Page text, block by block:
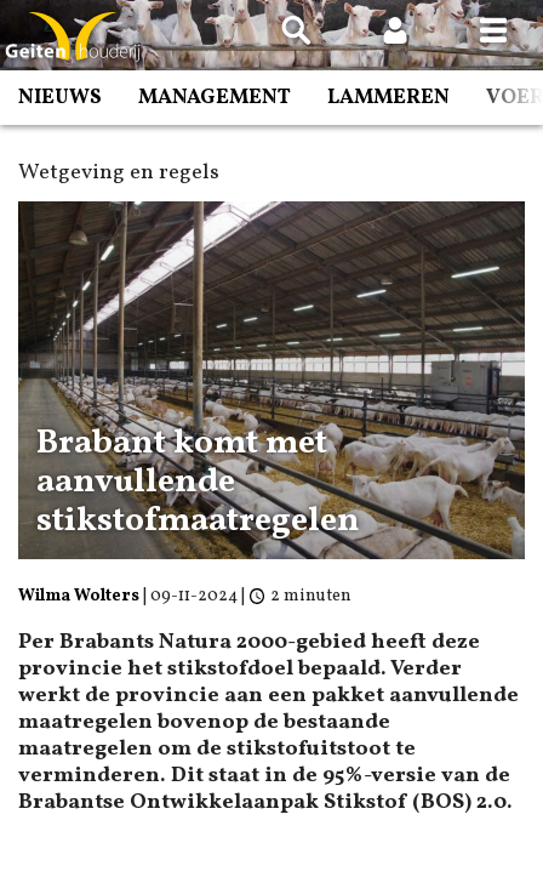
Spring
naar
inhoud
NIEUWS MANAGEMENT LAMMEREN
Wetgeving en regels
Brabant komt met
aanvullende
stikstofmaatregelen
Wilma Wolters 09-11-2024 2 minuten
Per Brabants Natura 2000-gebied heeft deze
provincie het stikstofdoel bepaald. Verder
werkt de provincie aan een pakket aanvullende
maatregelen bovenop de bestaande
maatregelen om de stikstofuitstoot te
verminderen. Dit staat in de 95%-versie van de
Brabantse Ontwikkelaanpak Stikstof (BOS) 2.0.